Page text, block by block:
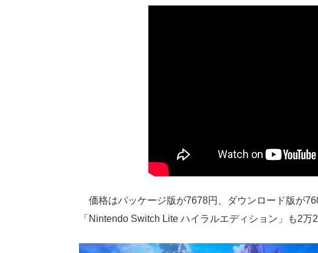
価格はパッケージ版が7678円、ダウンロード版が
「Nintendo Switch Lite ハイラルエディション」も2万